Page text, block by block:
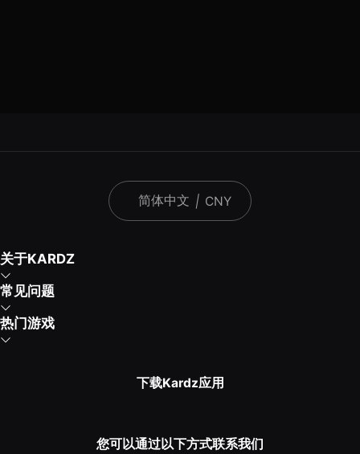
简体中文 | CNY
关于KARDZ
常见问题
热门游戏
下载Kardz应用
您可以通过以下方式联系我们